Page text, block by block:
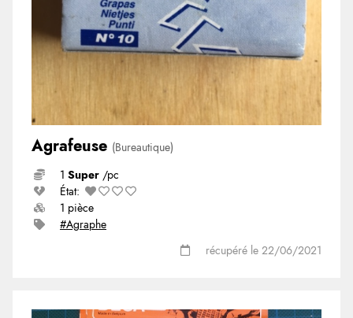
Agrafeuse (Bureautique)
1 Super /pc
État:
1 pièce
#Agraphe
récupéré le 22/06/2021